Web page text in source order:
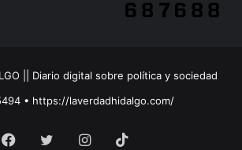
|| Diario digital sobre política y sociedad
• https://laverdadhidalgo.com/
Facebook
TwitterInstagram